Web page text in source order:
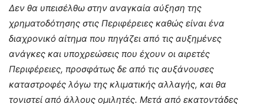
Δεν θα υπεισέλθω στην αναγκαία αύξηση της
χρηματοδότησης στις Περιφέρειες καθώς είναι ένα
διαχρονικό αίτημα που πηγάζει από τις αυξημένες
ανάγκες και υποχρεώσεις που έχουν οι αιρετές
Περιφέρειες, προσφάτως δε από τις αυξάνουσες
καταστροφές λόγω της κλιματικής αλλαγής, και θα
τονιστεί από άλλους ομιλητές. Μετά από εκατοντάδες